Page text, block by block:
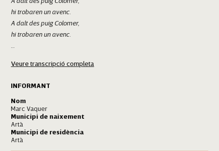
hi trobaren un avenc.
A dalt des puig Colomer,
hi trobaren un avenc.
Sant Antoni és artanenc.
I assistiu a lo elogi
d'un sant que hem de venerar
i ara per acabar, acabar,
Veure transcripció completa
INFORMANT
Nom
Marc Vaquer
Municipi de naixement
Artà
Municipi de residència
Artà